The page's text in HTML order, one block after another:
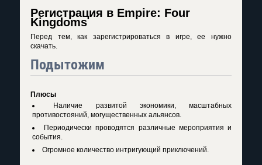
Регистрация в Empire: Four
Kingdoms
Перед тем, как зарегистрироваться в игре, ее нужно
скачать.
Подытожим
Плюсы
Наличие развитой экономики, масштабных
противостояний, могущественных альянсов.
Периодически проводятся различные мероприятия и
события.
Огромное количество интригующий приключений.